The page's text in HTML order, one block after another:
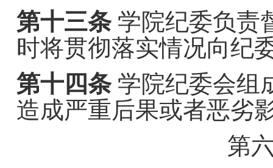
第十三条 学院纪委负责
时将贯彻落实情况向纪
第十四条 学院纪委会组
造成严重后果或者恶劣
第